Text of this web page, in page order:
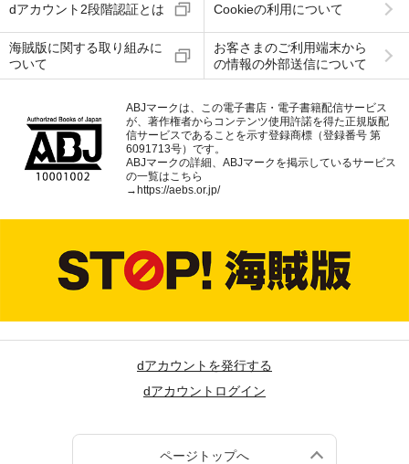
dアカウント2段階認証とは Cookieの利用について
海賊版に関する取り組みに
ついて
お客さまのご利用端末から
の情報の外部送信について
ABJマークは、この電子書店・電子書籍配信サービス
が、著作権者からコンテンツ使用許諾を得た正規版配
信サービスであることを示す登録商標（登録番号 第
6091713号）です。
ABJマークの詳細、ABJマークを掲示しているサービス
の一覧はこちら
→https://aebs.or.jp/
dアカウントを発行する
dアカウントログイン
ページトップへ